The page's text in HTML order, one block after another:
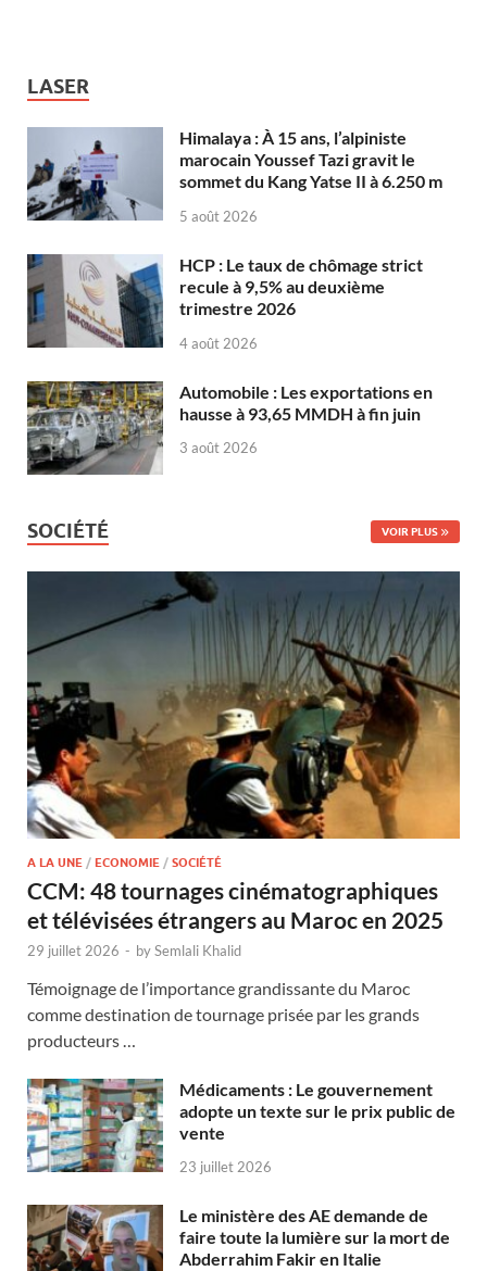
LASER
Himalaya : À 15 ans, l’alpiniste
marocain Youssef Tazi gravit le
sommet du Kang Yatse II à 6.250 m
5 août 2026
HCP : Le taux de chômage strict
recule à 9,5% au deuxième
trimestre 2026
4 août 2026
Automobile : Les exportations en
hausse à 93,65 MMDH à fin juin
3 août 2026
SOCIÉTÉ VOIR PLUS
A LA UNE / ECONOMIE / SOCIÉTÉ
CCM: 48 tournages cinématographiques
et télévisées étrangers au Maroc en 2025
29 juillet 2026 - bySemlali Khalid
Témoignage de l’importance grandissante du Maroc
comme destination de tournage prisée par les grands
producteurs …
Médicaments : Le gouvernement
adopte un texte sur le prix public de
vente
23 juillet 2026
Le ministère des AE demande de
faire toute la lumière sur la mort de
Abderrahim Fakir en Italie